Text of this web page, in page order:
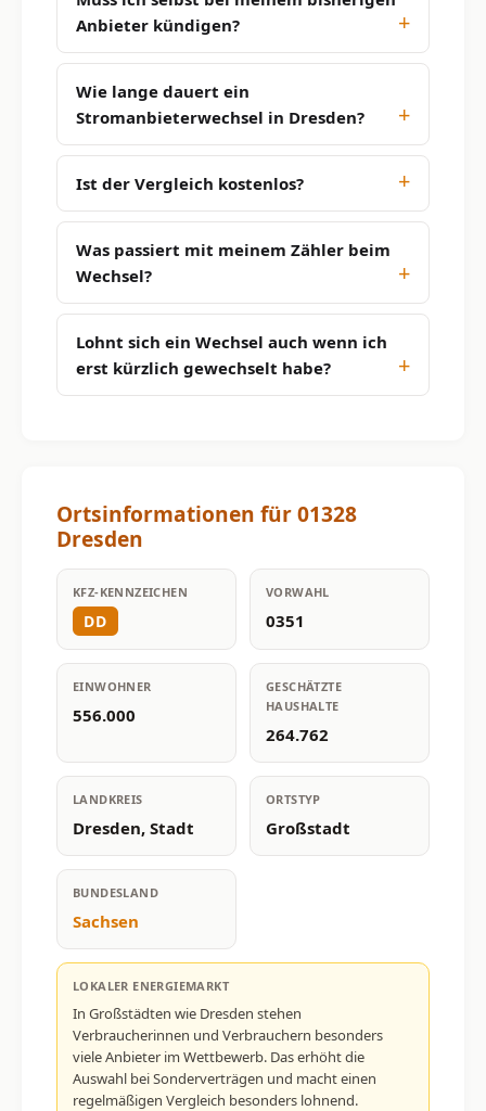
Anbieter kündigen?
Wie lange dauert ein
Stromanbieterwechsel in Dresden?
Ist der Vergleich kostenlos?
Was passiert mit meinem Zähler beim
Wechsel?
Lohnt sich ein Wechsel auch wenn ich
erst kürzlich gewechselt habe?
Ortsinformationen für 01328
Dresden
KFZ-KENNZEICHEN
DD
VORWAHL
0351
EINWOHNER
556.000
GESCHÄTZTE
HAUSHALTE
264.762
LANDKREIS
Dresden, Stadt
ORTSTYP
Großstadt
BUNDESLAND
Sachsen
LOKALER ENERGIEMARKT
In Großstädten wie Dresden stehen
Verbraucherinnen und Verbrauchern besonders
viele Anbieter im Wettbewerb. Das erhöht die
Auswahl bei Sonderverträgen und macht einen
regelmäßigen Vergleich besonders lohnend.